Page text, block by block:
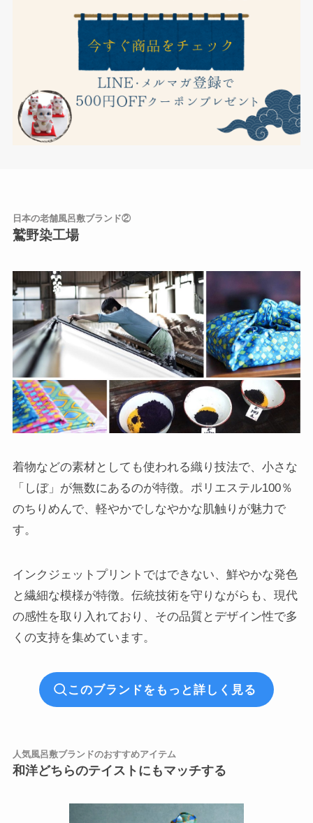
日本の老舗風呂敷ブランド②
鷲野染工場
着物などの素材としても使われる織り技法で、小さな
「しぼ」が無数にあるのが特徴。ポリエステル100％
のちりめんで、軽やかでしなやかな肌触りが魅力で
す。
インクジェットプリントではできない、鮮やかな発色
と繊細な模様が特徴。伝統技術を守りながらも、現代
の感性を取り入れており、その品質とデザイン性で多
くの支持を集めています。
このブランドをもっと詳しく見る
人気風呂敷ブランドのおすすめアイテム
和洋どちらのテイストにもマッチする